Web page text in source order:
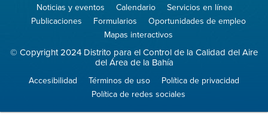
Noticias y eventos Calendario
Servicios en línea
Publicaciones
Formularios
Oportunidades de empleo
Mapas interactivos
© Copyright 2024 Distrito para el Control de la Calidad del Aire
del Área de la Bahía
Accesibilidad Términos de uso
Política de privacidad
Política de redes sociales